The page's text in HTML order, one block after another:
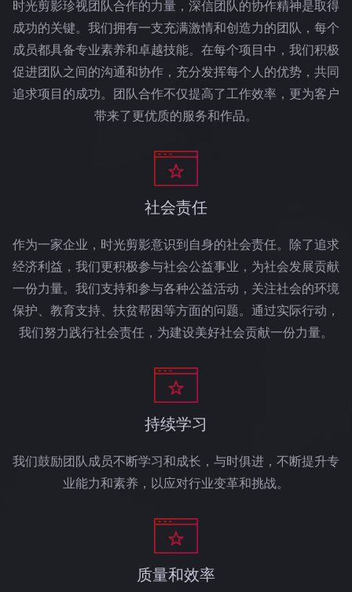
时光剪影珍视团队合作的力量，深信团队的协作精神是取得
成功的关键。我们拥有一支充满激情和创造力的团队，每个
成员都具备专业素养和卓越技能。在每个项目中，我们积极
促进团队之间的沟通和协作，充分发挥每个人的优势，共同
追求项目的成功。团队合作不仅提高了工作效率，更为客户
带来了更优质的服务和作品。
社会责任
作为一家企业，时光剪影意识到自身的社会责任。除了追求
经济利益，我们更积极参与社会公益事业，为社会发展贡献
一份力量。我们支持和参与各种公益活动，关注社会的环境
保护、教育支持、扶贫帮困等方面的问题。通过实际行动，
我们努力践行社会责任，为建设美好社会贡献一份力量。
持续学习
我们鼓励团队成员不断学习和成长，与时俱进，不断提升专
业能力和素养，以应对行业变革和挑战。
质量和效率